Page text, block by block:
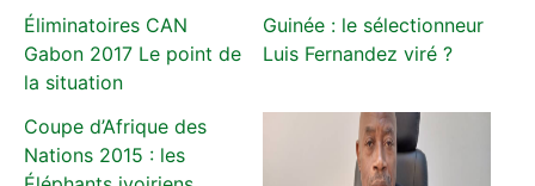
Éliminatoires CAN
Gabon 2017 Le point de
la situation
Guinée : le sélectionneur
Luis Fernandez viré ?
Coupe d’Afrique des
Nations 2015 : les